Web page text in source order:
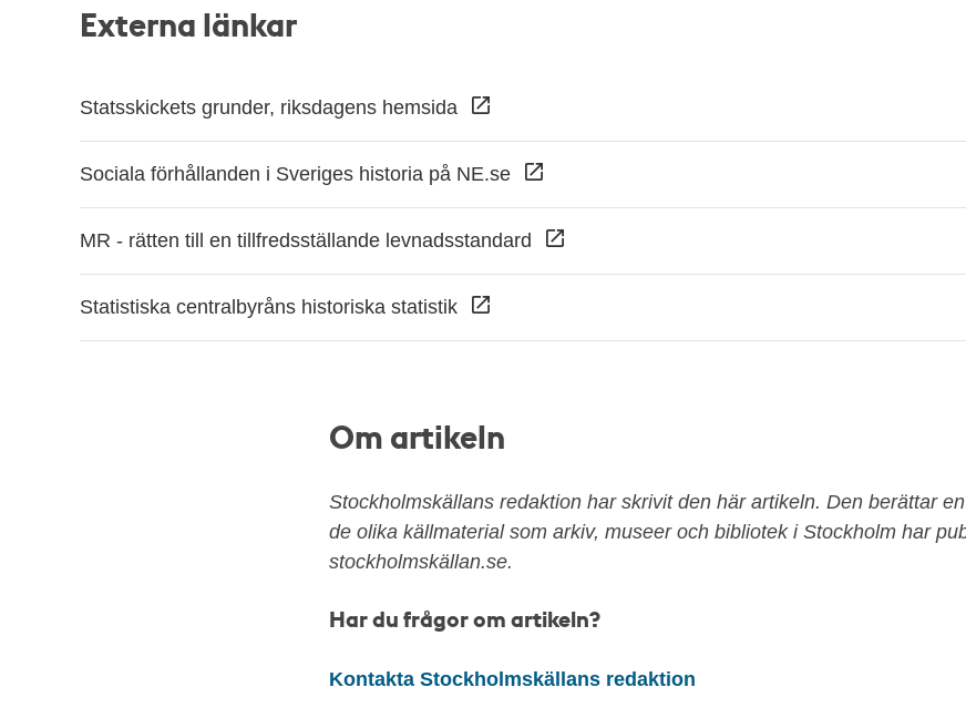
Externa länkar
Statsskickets grunder, riksdagens hemsida
Sociala förhållanden i Sveriges historia på NE.se
MR - rätten till en tillfredsställande levnadsstandard
Statistiska centralbyråns historiska statistik
Om artikeln
Stockholmskällans redaktion har skrivit den här artikeln. Den berättar
de olika källmaterial som arkiv, museer och bibliotek i Stockholm har
stockholmskällan.se.
Har du frågor om artikeln?
Kontakta Stockholmskällans redaktion